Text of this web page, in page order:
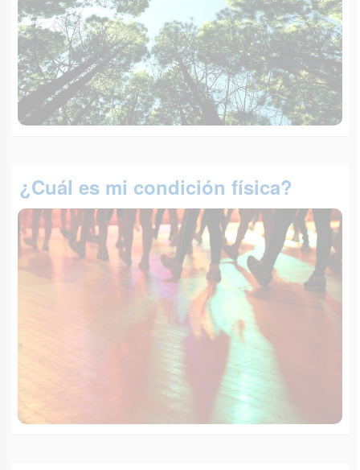
¿Cuál es mi condición física?